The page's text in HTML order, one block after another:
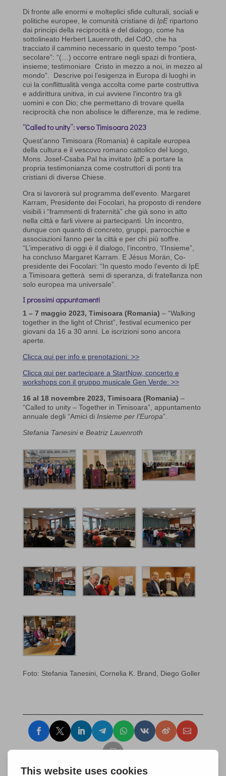
Di fronte alle enormi e molteplici sfide culturali, sociali e
politiche europee, le comunità cristiane di IpEripartono
dai principi della reciprocità e del dialogo, come ha
sottolineato Herbert Lauenroth, del CdO, che ha
tracciato il cammino necessario in questo tempo “post-
secolare”: “(…) occorre entrare negli spazi di frontiera,
insieme; testimoniare Cristo in mezzo a noi, in mezzo al
mondo”. Descrive poi l’esigenza in Europa di luoghi in
cui la conflittualità venga accolta come parte costruttiva
e addirittura unitiva, in cui avviene l’incontro tra gli
uomini e con Dio; che permettano di trovare quella
reciprocità che non abolisce le differenze, ma le redime.
“Called to unity”: verso Timisoara 2023
Quest’anno Timisoara (Romania) è capitale europea
della cultura e il vescovo romano cattolico del luogo,
Mons. Josef-Csaba Pal ha invitato IpEa portare la
propria testimonianza come costruttori di ponti tra
cristiani di diverse Chiese.
Ora si lavorerà sul programma dell’evento. Margaret
Karram, Presidente dei Focolari, ha proposto di rendere
visibili i “frammenti di fraternità” che già sono in atto
nella città e farli vivere ai partecipanti. Un incontro,
dunque con quanto di concreto, gruppi, parrocchie e
associazioni fanno per la città e per chi più soffre.
“L’imperativo di oggi è il dialogo, l’incontro, ‘l’Insieme”,
ha concluso Margaret Karram. E Jésus Morán, Co-
presidente dei Focolari: “In questo modo l’evento di IpE
a Timisoara getterà semi di speranza, di fratellanza non
solo europea ma universale”.
I prossimi appuntamenti
1 – 7 maggio 2023, Timisoara (Romania) – “Walking
together in the light of Christ”, festival ecumenico per
giovani da 16 a 30 anni. Le iscrizioni sono ancora
aperte.
Clicca qui per info e prenotazioni: >>
Clicca qui per partecipare a StartNow, concerto e
workshops con il gruppo musicale Gen Verde: >>
16 al 18 novembre 2023, Timisoara (Romania) –
“Called to unity – Together in Timisoara”, appuntamento
annuale degli “Amici di Insieme per l’Europa”.
Stefania Tanesinie Beatriz Lauenroth
Foto: Stefania Tanesini, Cornelia K. Brand, Diego Goller